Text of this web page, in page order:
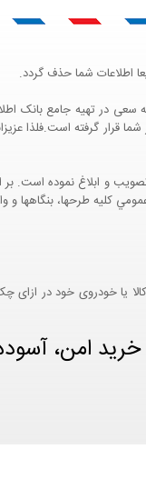
اطلاعات شما حذف گردد.
در جهت رشد فرهنگ بازاریابی و کمک به جامعه بازاریابی و اقتصاد کشور عزیزمان این وب سایت را راه
گرفته است.فلذا
طي مصوبه شماره 99517/ت49016 ه مورخ 01/09/1393، آيين نامه اجرايي قانون انتشار و دسترسي آزاد
متبوع مبني بر اينکه اطلاعات عمومي کليه
یا خودروی خود در ازای
امن،